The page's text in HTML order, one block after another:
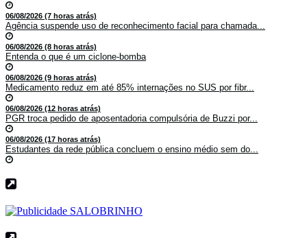
06/08/2026 (7 horas atrás)
Agência suspende uso de reconhecimento facial para chamada...
06/08/2026 (8 horas atrás)
Entenda o que é um ciclone-bomba
06/08/2026 (9 horas atrás)
Medicamento reduz em até 85% internações no SUS por fibr...
06/08/2026 (12 horas atrás)
PGR troca pedido de aposentadoria compulsória de Buzzi por...
06/08/2026 (17 horas atrás)
Estudantes da rede pública concluem o ensino médio sem do...